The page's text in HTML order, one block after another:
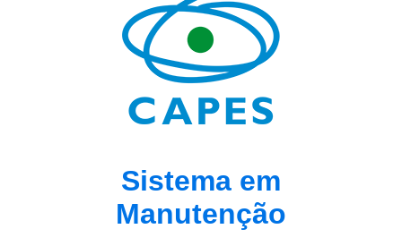
Sistema em
Manutenção